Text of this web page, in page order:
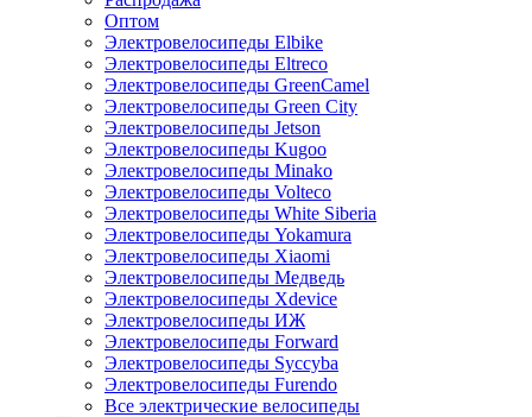
Оптом
Электровелосипеды Elbike
Электровелосипеды Eltreco
Электровелосипеды GreenCamel
Электровелосипеды Green City
Электровелосипеды Jetson
Электровелосипеды Kugoo
Электровелосипеды Minako
Электровелосипеды Volteco
Электровелосипеды White Siberia
Электровелосипеды Yokamura
Электровелосипеды Xiaomi
Электровелосипеды Медведь
Электровелосипеды Xdevice
Электровелосипеды ИЖ
Электровелосипеды Forward
Электровелосипеды Syccyba
Электровелосипеды Furendo
Все электрические велосипеды